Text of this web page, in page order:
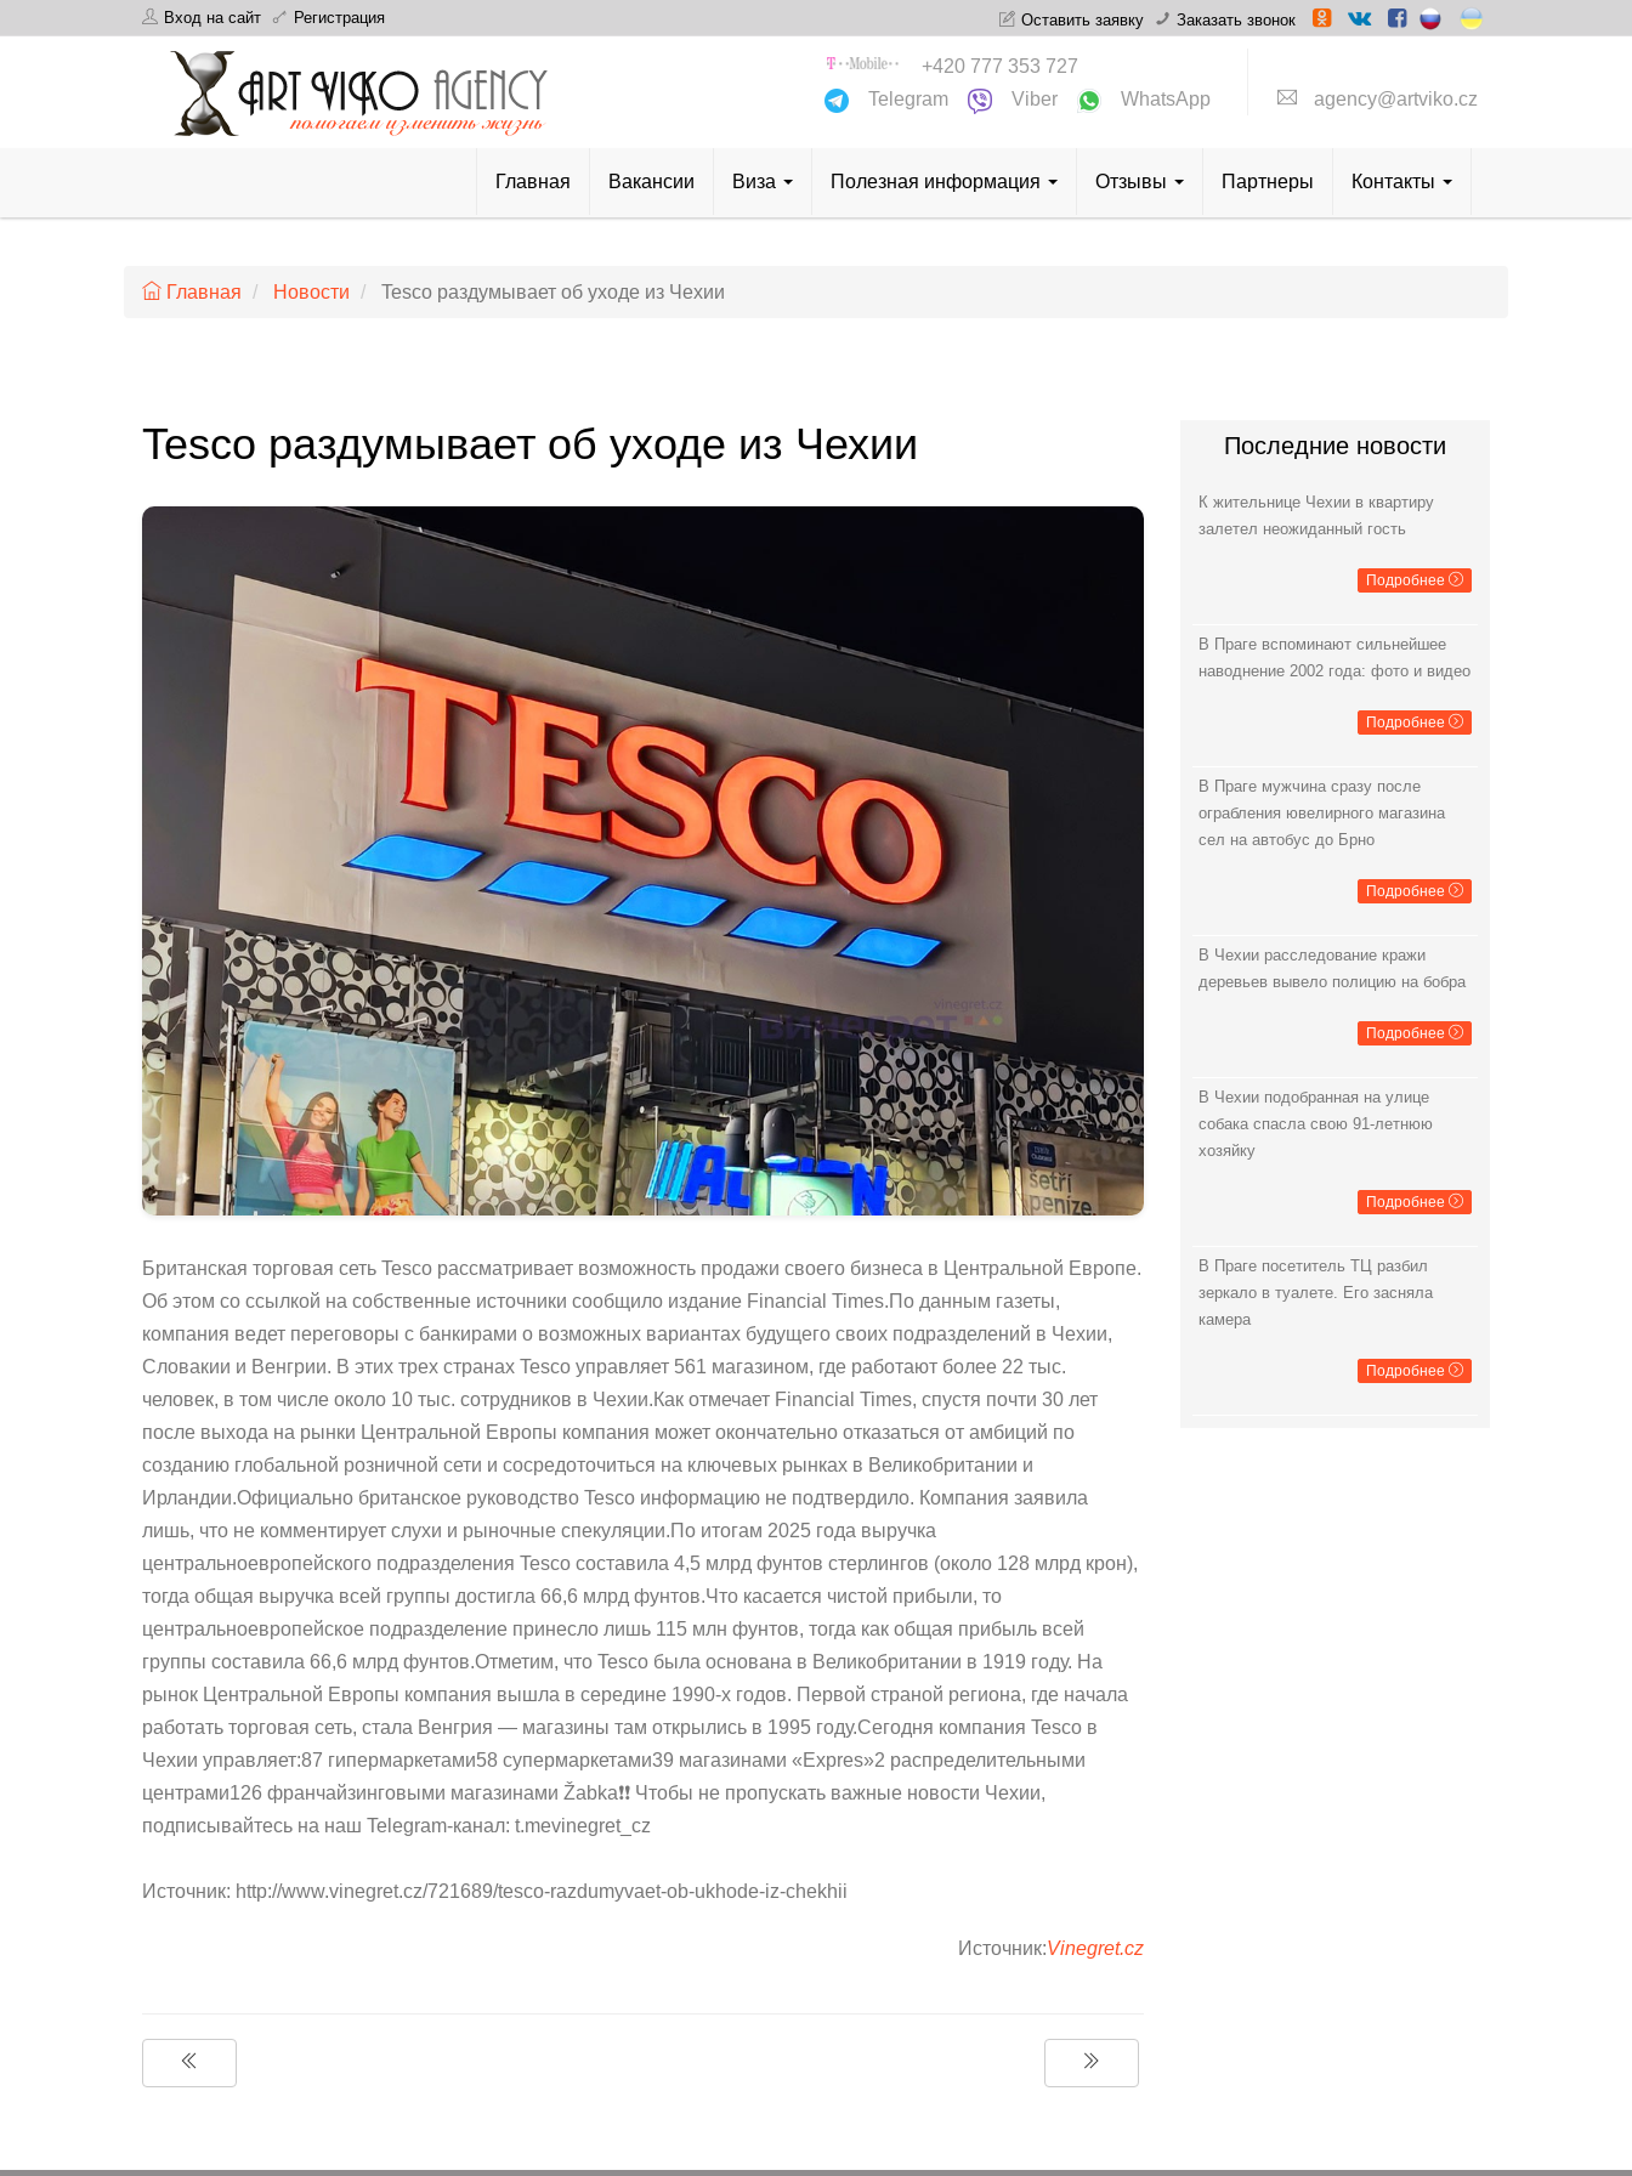
Вход на сайт Регистрация Оставить заявку Заказать звонок
+420 777 353 727
Telegram
Viber WhatsApp agency@artviko.cz
Главная Bакансии Bизa Полезная информация Отзывы Партнеры Контакты
Главная Новости Tesco раздумывает об уходе из Чехии
Tesco раздумывает об уходе из Чехии
Британская торговая сеть Tesco рассматривает возможность продажи своего бизнеса в Центральной Европе.
Об этом со ссылкой на собственные источники сообщило издание Financial Times.По данным газеты,
компания ведет переговоры с банкирами о возможных вариантах будущего своих подразделений в Чехии,
Словакии и Венгрии. В этих трех странах Tesco управляет 561 магазином, где работают более 22 тыс.
человек, в том числе около 10 тыс. сотрудников в Чехии.Как отмечает Financial Times, спустя почти 30 лет
после выхода на рынки Центральной Европы компания может окончательно отказаться от амбиций по
созданию глобальной розничной сети и сосредоточиться на ключевых рынках в Великобритании и
Ирландии.Официально британское руководство Tesco информацию не подтвердило. Компания заявила
лишь, что не комментирует слухи и рыночные спекуляции.По итогам 2025 года выручка
центральноевропейского подразделения Tesco составила 4,5 млрд фунтов стерлингов (около 128 млрд крон),
тогда общая выручка всей группы достигла 66,6 млрд фунтов.Что касается чистой прибыли, то
центральноевропейское подразделение принесло лишь 115 млн фунтов, тогда как общая прибыль всей
группы составила 66,6 млрд фунтов.Отметим, что Tesco была основана в Великобритании в 1919 году. На
рынок Центральной Европы компания вышла в середине 1990-х годов. Первой страной региона, где начала
работать торговая сеть, стала Венгрия — магазины там открылись в 1995 году.Сегодня компания Tesco в
Чехии управляет:87 гипермаркетами58 супермаркетами39 магазинами «Expres»2 распределительными
центрами126 франчайзинговыми магазинами Žabka❗️❗️ Чтобы не пропускать важные новости Чехии,
подписывайтесь на наш Telegram-канал: t.mevinegret_cz
Источник: http://www.vinegret.cz/721689/tesco-razdumyvaet-ob-ukhode-iz-chekhii
Источник:Vinegret.cz
Последние новости
К жительнице Чехии в квартиру
залетел неожиданный гость
Подробнее
В Праге вспоминают сильнейшее
наводнение 2002 года: фото и видео
Подробнее
В Праге мужчина сразу после
ограбления ювелирного магазина
сел на автобус до Брно
Подробнее
В Чехии расследование кражи
деревьев вывело полицию на бобра
Подробнее
В Чехии подобранная на улице
собака спасла свою 91-летнюю
хозяйку
Подробнее
В Праге посетитель ТЦ разбил
зеркало в туалете. Его засняла
камера
Подробнее